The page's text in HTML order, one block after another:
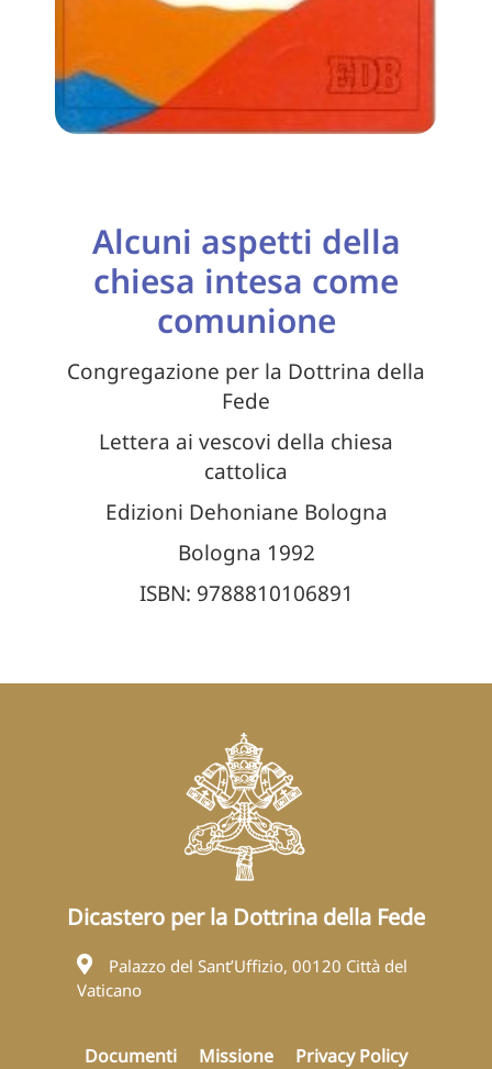
Alcuni aspetti della
chiesa intesa come
comunione
Congregazione per la Dottrina della
Fede
Lettera ai vescovi della chiesa
cattolica
Edizioni Dehoniane Bologna
Bologna 1992
ISBN: 9788810106891
Dicastero per la Dottrina della Fede
Palazzo del Sant’Uffizio, 00120 Città del
Vaticano
Documenti Missione Privacy Policy